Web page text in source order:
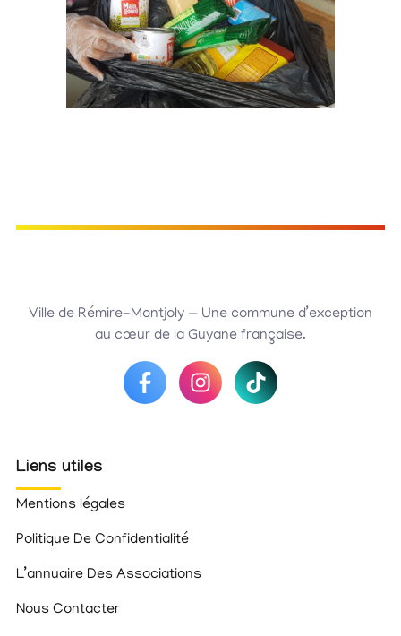
Ville de Rémire-Montjoly — Une commune d’exception
au cœur de la Guyane française.
Liens utiles
Mentions légales
Politique De Confidentialité
L’annuaire Des Associations
Nous Contacter